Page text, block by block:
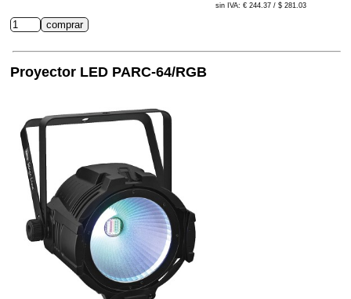
sin IVA: € 244.37 / $ 281.03
Proyector LED PARC-64/RGB